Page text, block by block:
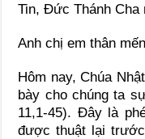
Tin, Đức Thánh Cha
Anh chị em thân
Hôm nay, Chúa
bày cho chúng ta
11,1-45). Đây là
được thuật lại